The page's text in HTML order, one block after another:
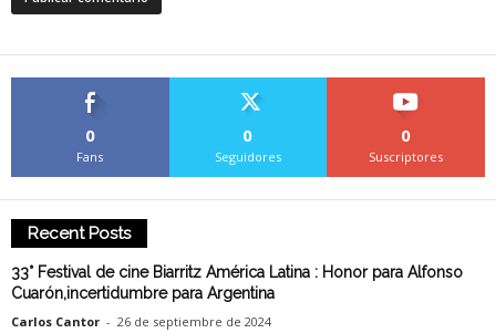
0
Fans
0
Seguidores
0
Suscriptores
Recent Posts
33° Festival de cine Biarritz América Latina : Honor para Alfonso
Cuarón,incertidumbre para Argentina
Carlos Cantor - 26 de septiembre de 2024